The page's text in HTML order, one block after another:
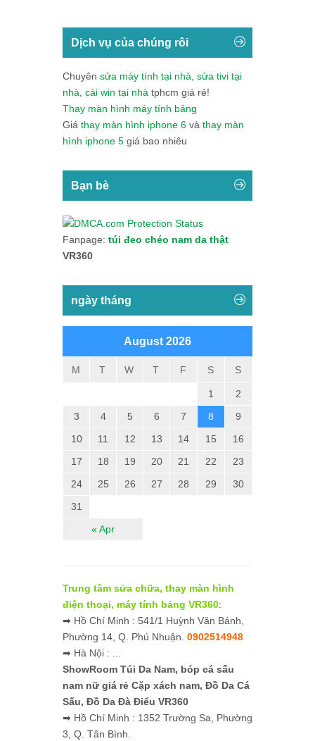
Dịch vụ của chúng rôi
Chuyên sửa máy tính tại nhà sửa tivi tại
nhà cài win tại nhà tphcm giá rẻ!
Thay màn hình máy tính bảng
Giá thay màn hình iphone 6 và thay màn
hình iphone 5 giá bao nhiêu
Bạn bè
Fanpage: túi đeo chéo nam da thật
VR360
ngày tháng
August 2026
M T W T F S S
« Apr
1
2
3
4 5 6 7 8
9
10
11 12 13 14 15
16
17
18 19 20 21 22
23
24
25 26 27 28 29
30
31
Trung tâm sửa chữa, thay màn hình
điện thoại, máy tính bảng VR360:
➡ Hồ Chí Minh : 541/1 Huỳnh Văn Bánh,
Phường 14, Q. Phú Nhuận. 0902514948
➡ Hà Nội : ...
ShowRoom Túi Da Nam, bóp cá sấu
nam nữ giá rẻ Cặp xách nam, Đồ Da Cá
Sấu, Đồ Da Đà Điểu VR360
➡ Hồ Chí Minh : 1352 Trường Sa, Phường
3, Q. Tân Bình.